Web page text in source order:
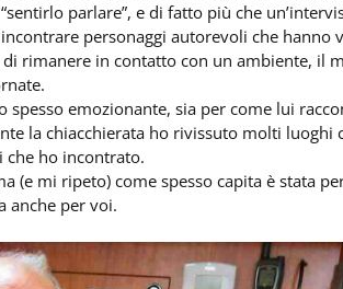
parlare”, e di fatto più che
personaggi autorevoli che hanno
rimanere in contatto con un ambiente, il
spesso emozionante, sia per come lui
la chiacchierata ho rivissuto molti luoghi
che ho incontrato.
(e mi ripeto) come spesso capita è stata
anche per voi.